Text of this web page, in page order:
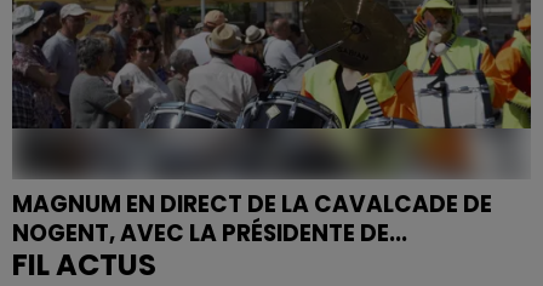
MAGNUM EN DIRECT DE LA CAVALCADE DE
NOGENT, AVEC LA PRÉSIDENTE DE...
FIL ACTUS